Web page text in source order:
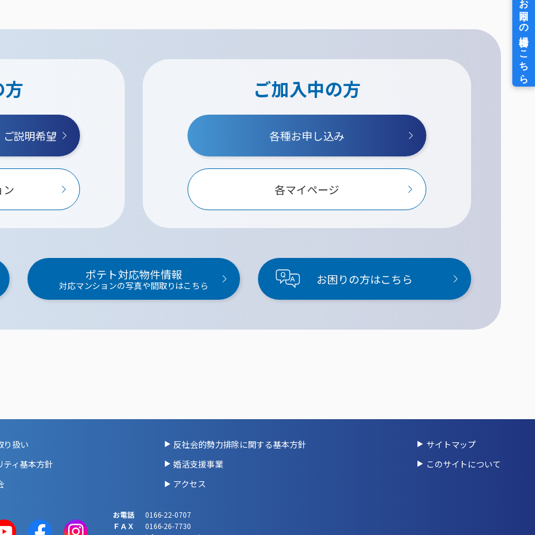
説明希望
ン
ご加入中の方
各種お申し込み
各マイページ
ポテト対応物件情報
対応マンションの写真や間取りはこちら お困りの方はこちら
り扱い
ティ基本方針
反社会的勢力排除に関する基本方針
婚活支援事業
アクセス
サイトマップ
このサイトについて
お電話
0166-22-0707
ＦＡＸ
0166-26-7730